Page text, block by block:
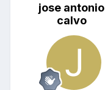
jose antonio
calvo